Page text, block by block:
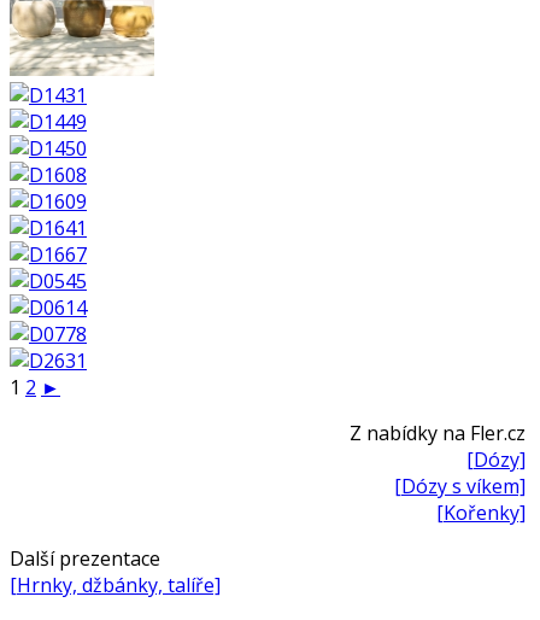
1 2 ►
Z nabídky na Fler.cz
[Dózy]
[Dózy s víkem]
[Kořenky]
Další prezentace
[Hrnky, džbánky, talíře]